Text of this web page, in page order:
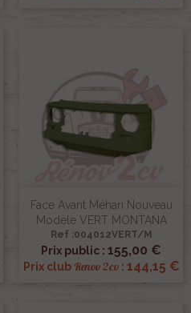
Face Avant Méhari Nouveau
Modèle VERT MONTANA
Ref :004012VERT/M
Prix public : 155,00 €
Prix club Renov 2cv: 144,15 €